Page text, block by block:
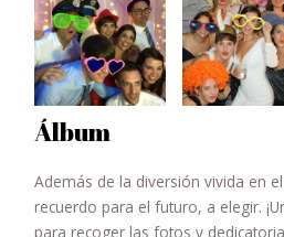
Álbum
Además de la diversión vivida en
recuerdo para el futuro, a elegir.
para recoger las fotos y